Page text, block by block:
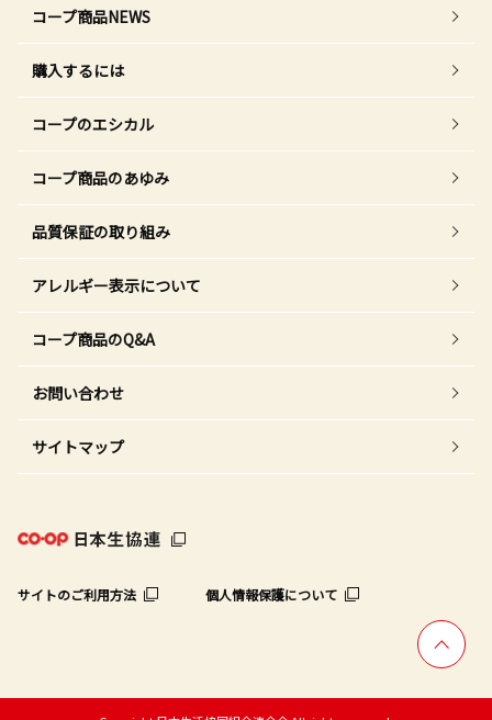
コープ商品NEWS
購入するには
コープのエシカル
コープ商品のあゆみ
品質保証の取り組み
アレルギー表示について
コープ商品のQ&A
お問い合わせ
サイトマップ
サイトのご利用方法 個人情報保護について